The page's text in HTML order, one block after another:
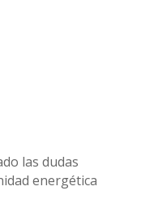
las dudas
energética